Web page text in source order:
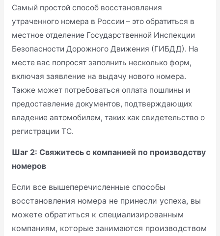
Самый простой способ восстановления
утраченного номера в России – это обратиться в
местное отделение Государственной Инспекции
Безопасности Дорожного Движения (ГИБДД). На
месте вас попросят заполнить несколько форм,
включая заявление на выдачу нового номера.
Также может потребоваться оплата пошлины и
предоставление документов, подтверждающих
владение автомобилем, таких как свидетельство о
регистрации ТС.
Шаг 2: Свяжитесь с компанией по производству
номеров
Если все вышеперечисленные способы
восстановления номера не принесли успеха, вы
можете обратиться к специализированным
компаниям, которые занимаются производством